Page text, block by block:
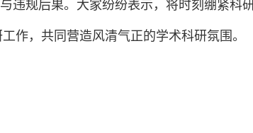
违规后果。大家纷纷表示，将时刻绷紧科
作，共同营造风清气正的学术科研氛围。